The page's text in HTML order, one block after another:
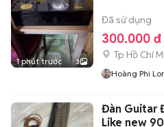
1 phút trước 3
Đã sử dụng
300.000 đ
Tp Hồ Chí
Hoàng Phi
Đàn Guitar
Like new